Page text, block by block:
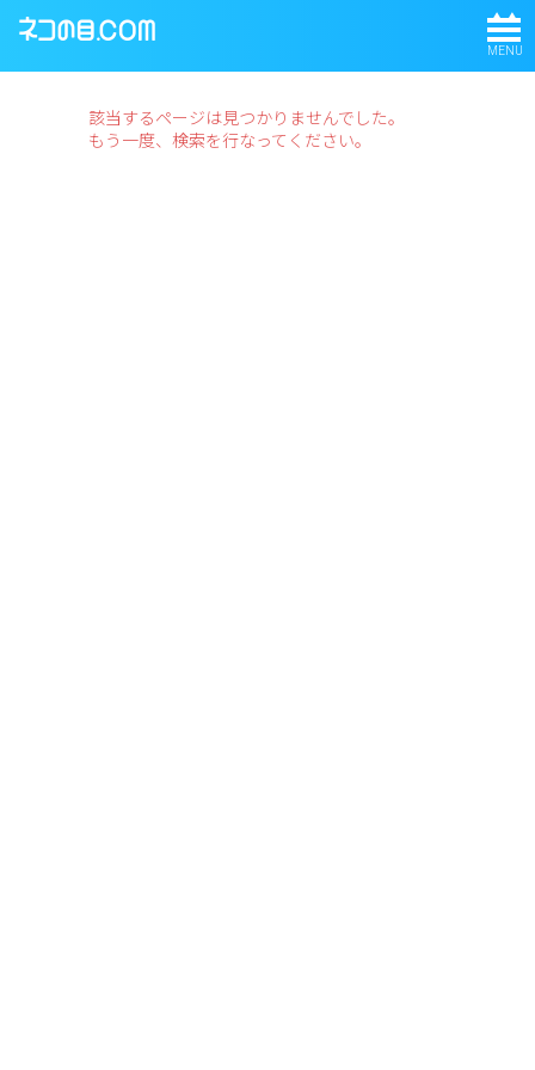
MENU
該当するページは見つかりませんでした。
もう一度、検索を行なってください。